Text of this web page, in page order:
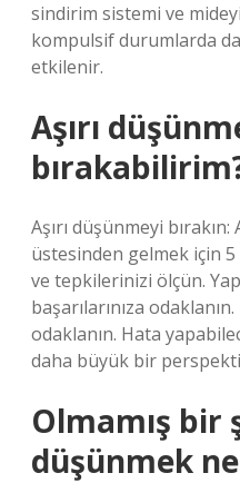
sindirim sistemi ve
kompulsif durumlarda
etkilenir.
Aşırı
Aşırı düşünmeyi
üstesinden gelmek için 5
ve tepkilerinizi ölçün.
başarılarınıza
odaklanın. Hata
daha büyük bir
Olmamış bir
düşünmek